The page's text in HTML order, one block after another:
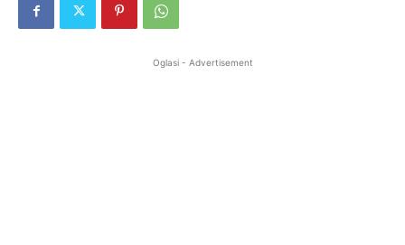
Oglasi - Advertisement